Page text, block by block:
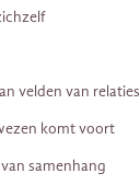
velden van relaties
komt voort
samenhang